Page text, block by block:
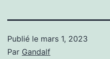
Publié le mars 1, 2023
Par Gandalf